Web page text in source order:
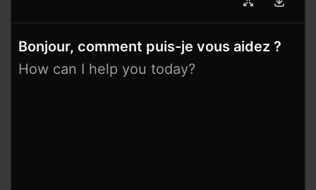
Bonjour, comment puis-je vous aidez ?
How can I help you today?